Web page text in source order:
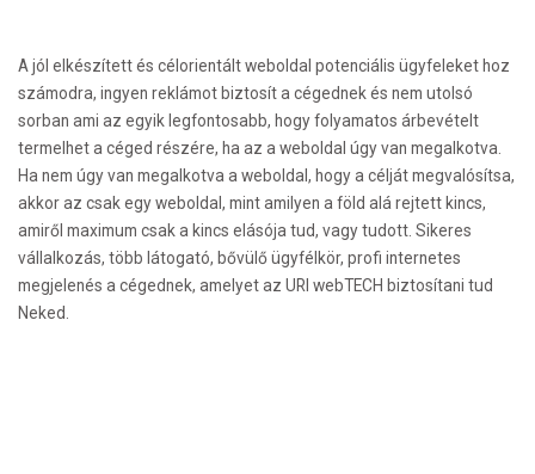
A jól elkészített és célorientált weboldal potenciális ügyfeleket hoz
számodra, ingyen reklámot biztosít a cégednek és nem utolsó
sorban ami az egyik legfontosabb, hogy folyamatos árbevételt
termelhet a céged részére, ha az a weboldal úgy van megalkotva.
Ha nem úgy van megalkotva a weboldal, hogy a célját megvalósítsa,
akkor az csak egy weboldal, mint amilyen a föld alá rejtett kincs,
amiről maximum csak a kincs elásója tud, vagy tudott. Sikeres
vállalkozás, több látogató, bővülő ügyfélkör, profi internetes
megjelenés a cégednek, amelyet az URI webTECH biztosítani tud
Neked.